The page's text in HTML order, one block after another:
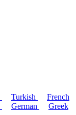
Turkish
French
German Greek